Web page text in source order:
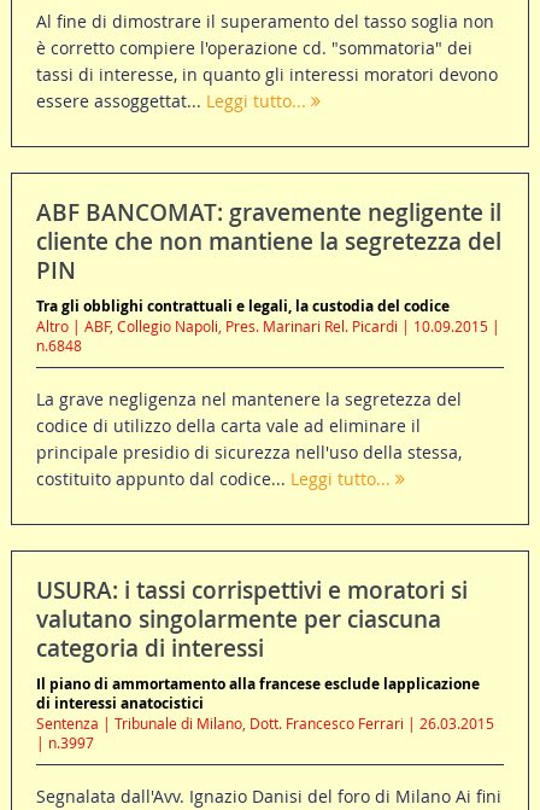
Al fine di dimostrare il superamento del tasso soglia non
è corretto compiere l'operazione cd. "sommatoria" dei
tassi di interesse, in quanto gli interessi moratori devono
essere assoggettat... Leggi tutto...
ABF BANCOMAT: gravemente negligente il
cliente che non mantiene la segretezza del
PIN
Tra gli obblighi contrattuali e legali, la custodia del codice
Altro | ABF, Collegio Napoli, Pres. Marinari Rel. Picardi | 10.09.2015 |
n.6848
La grave negligenza nel mantenere la segretezza del
codice di utilizzo della carta vale ad eliminare il
principale presidio di sicurezza nell'uso della stessa,
costituito appunto dal codice... Leggi tutto...
USURA: i tassi corrispettivi e moratori si
valutano singolarmente per ciascuna
categoria di interessi
Il piano di ammortamento alla francese esclude lapplicazione
di interessi anatocistici
Sentenza | Tribunale di Milano, Dott. Francesco Ferrari | 26.03.2015
| n.3997
Segnalata dall'Avv. Ignazio Danisi del foro di Milano Ai fini